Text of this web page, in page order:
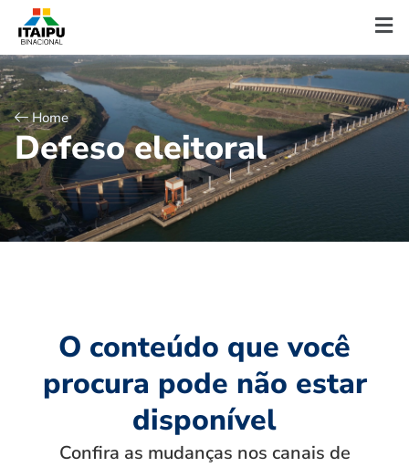
Home
Defeso eleitoral
O conteúdo que você
procura pode não estar
disponível
Confira as mudanças nos canais de